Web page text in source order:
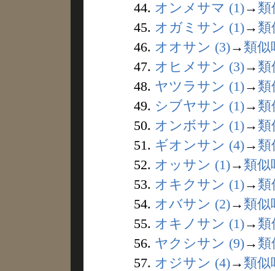
44. オンメサマ (1)→ 類
45. オガミサン (1)→ 類
46. オオサン (3)→ 類似
47. オヒメサン (3)→ 類
48. ヤツラサン (1)→ 類
49. シブヤサン (1)→ 類
50. オンボサン (1)→ 類
51. ギオンサン (4)→ 類
52. オッサン (1)→ 類似
53. オキクサン (1)→ 類
54. オバサン (2)→ 類似
55. オキノサン (1)→ 類
56. ヤクシサン (9)→ 類
57. オジサン (4)→ 類似